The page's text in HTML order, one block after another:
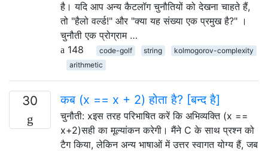
है। यदि आप अन्य कैटलॉग चुनौतियों को देखना चाहते हैं,
तो "हैलो वर्ल्ड!" और "क्या यह संख्या एक प्रमुख है?" ।
चुनौती एक प्रोग्राम …
148
code-golf string
kolmogorov-complexity
arithmetic
30 कब (x == x + 2) होता है? [बन्द है]
चुनौती: xइस तरह परिभाषित करें कि अभिव्यक्ति (x ==
x+2)सही का मूल्यांकन करेगी। मैंने C के साथ प्रश्न को
टैग किया, लेकिन अन्य भाषाओं में उत्तर स्वागत योग्य हैं, जब